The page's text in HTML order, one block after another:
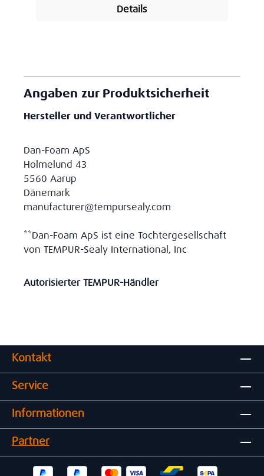
Details
Angaben zur Produktsicherheit
Hersteller und Verantwortlicher
Dan-Foam ApS
Holmelund 43
5560 Aarup
Dänemark
manufacturer@tempursealy.com
**Dan-Foam ApS ist eine Tochtergesellschaft
von TEMPUR-Sealy International, Inc
Autorisierter TEMPUR-Händler
Kontakt
Service
Informationen
Partner